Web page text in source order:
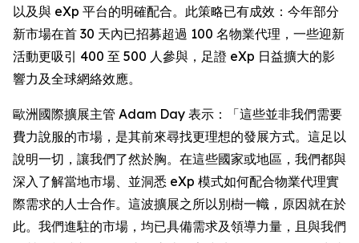
以及與 eXp 平台的明確配合。此策略已有成效：今年部分
新市場在首 30 天內已招募超過 100 名物業代理，一些迎新
活動更吸引 400 至 500 人參與，足證 eXp 日益擴大的影
響力及全球網絡效應。
歐洲國際擴展主管 Adam Day 表示：「這些並非我們需要
費力說服的市場，是其前來尋找更理想的發展方式。這足以
說明一切，讓我們了然於胸。在這些國家或地區，我們都與
深入了解當地市場、並洞悉 eXp 模式如何配合物業代理實
際需求的人士合作。這波擴展之所以別樹一幟，原因就在於
此。我們進駐的市場，均已具備需求及領導力量，且與我們